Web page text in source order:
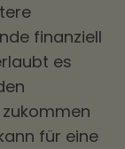
finanziell
es
für eine